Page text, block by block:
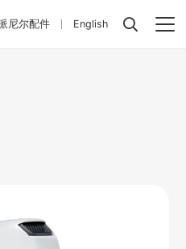
尼尔配件 English